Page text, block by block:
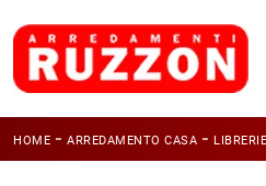
HOME - ARREDAMENTO CASA - LIBRERIE